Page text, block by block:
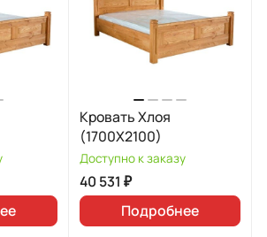
Кровать Хлоя
(1700Х2100)
Доступно к заказу
40 531 ₽
Подробнее